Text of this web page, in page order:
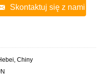
Skontaktuj się z nami
Chiny